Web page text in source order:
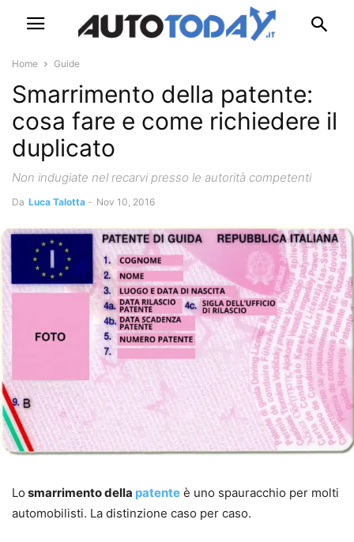
Home Guide
Smarrimento della patente:
cosa fare e come richiedere il
duplicato
Non indugiate nel recarvi presso le autorità competenti
Da Luca Talotta - Nov 10, 2016
Lo smarrimento della patente è uno spauracchio per molti
automobilisti. La distinzione caso per caso.